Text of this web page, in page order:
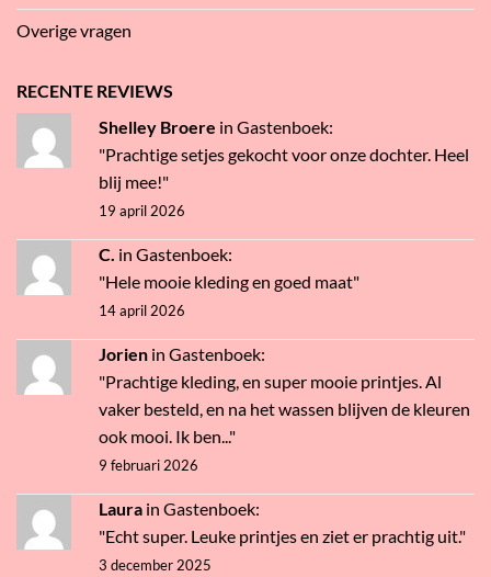
Overige vragen
RECENTE REVIEWS
Shelley Broere in Gastenboek:
"Prachtige setjes gekocht voor onze dochter. Heel
blij mee!"
19 april 2026
C. in Gastenboek:
"Hele mooie kleding en goed maat"
14 april 2026
Jorien in Gastenboek:
"Prachtige kleding, en super mooie printjes. Al
vaker besteld, en na het wassen blijven de kleuren
ook mooi. Ik ben..."
9 februari 2026
Laura in Gastenboek:
"Echt super. Leuke printjes en ziet er prachtig uit."
3 december 2025